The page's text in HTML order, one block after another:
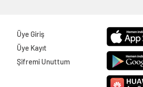
Üye Giriş
Üye Kayıt
Şifremi Unuttum